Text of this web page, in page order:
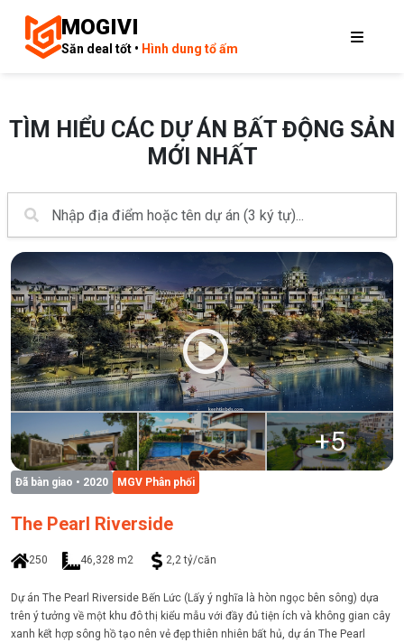
MOGIVI
Săn deal tốt • Hình dung tổ ấm
TÌM HIỂU CÁC DỰ ÁN BẤT ĐỘNG SẢN
MỚI NHẤT
+5
Đã bàn giao • 2020 MGV Phân phối
The Pearl Riverside
250 46,328 m2 2,2 tỷ/căn
Dự án The Pearl Riverside Bến Lức (Lấy ý nghĩa là hòn ngọc bên sông) dựa
trên ý tưởng về một khu đô thị kiểu mẫu với đầy đủ tiện ích và không gian cây
xanh kết hợp sông hồ tạo nên vẻ đẹp thiên nhiên bất hủ, dự án The Pearl